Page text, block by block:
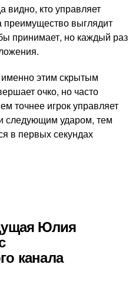
видно, кто управляет
выглядит
принимает, но каждый раз
этим скрытым
очко, но часто
точнее игрок управляет
следующим ударом, тем
в первых секундах
Юлия
канала